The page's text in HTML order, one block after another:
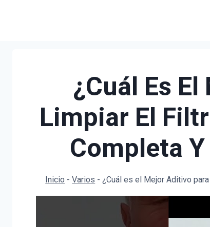
¿Cuál Es
Limpiar El
Completa
Inicio -Varios - ¿Cuál es el Mejor Aditivo